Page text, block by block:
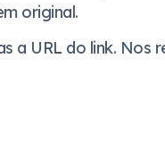
original.
a URL do link. Nos